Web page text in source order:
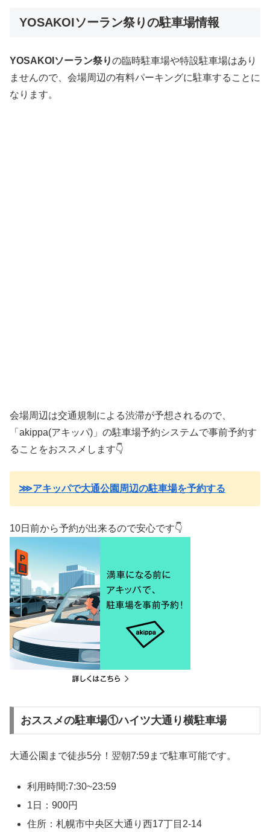
YOSAKOIソーラン祭りの駐車場情報
YOSAKOIソーラン祭りの臨時駐車場や特設駐車場はあり
ませんので、会場周辺の有料パーキングに駐車することに
なります。
会場周辺は交通規制による渋滞が予想されるので、
「akippa(アキッパ)」の駐車場予約システムで事前予約す
ることをおススメします👇
⋙アキッパで大通公園周辺の駐車場を予約する
10日前から予約が出来るので安心です👇
おススメの駐車場①ハイツ大通り横駐車場
大通公園まで徒歩5分！翌朝7:59まで駐車可能です。
利用時間:7:30~23:59
1日：900円
住所：札幌市中央区大通り西17丁目2-14